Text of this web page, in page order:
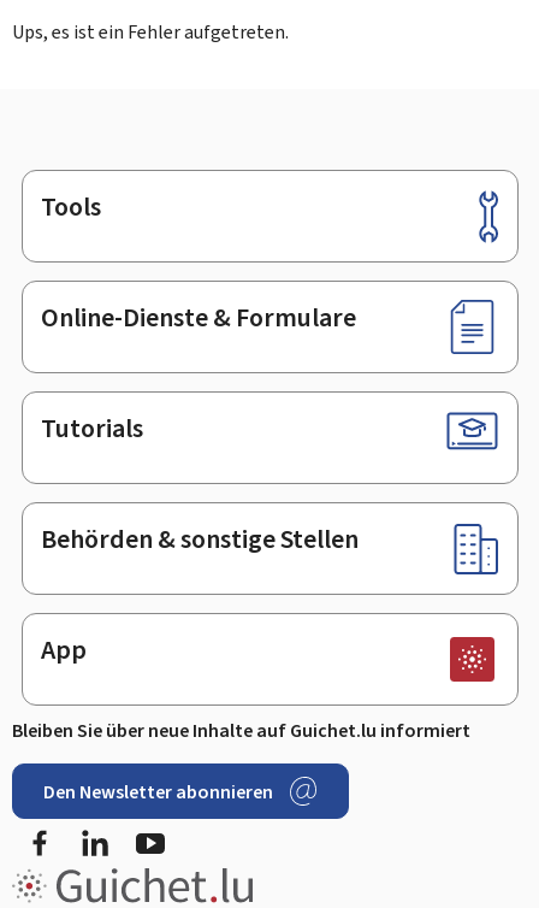
Ups, es ist ein Fehler aufgetreten.
Footer
Tools
Online-Dienste & Formulare
Tutorials
Behörden & sonstige Stellen
App
Bleiben Sie über neue Inhalte auf Guichet.lu informiert
Den Newsletter abonnieren
FacebookLinkedIn